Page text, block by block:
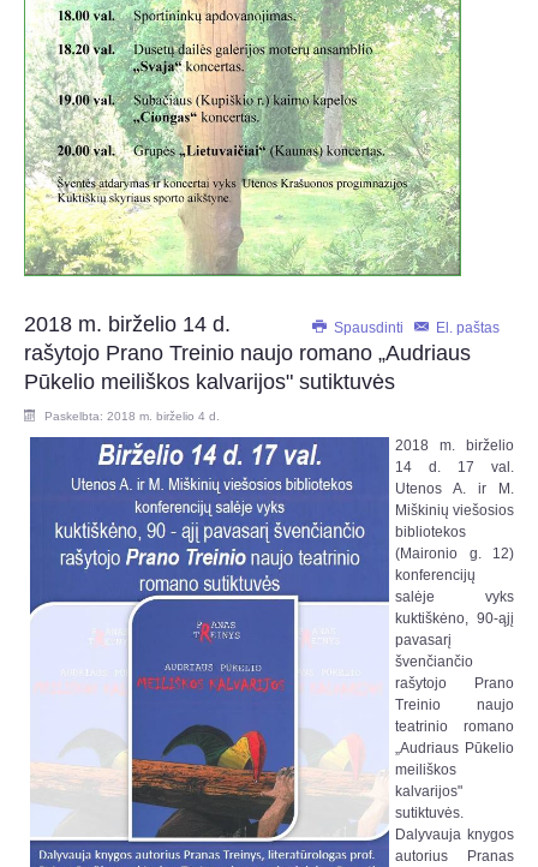
Spausdinti El. paštas
2018 m. birželio 14 d.
rašytojo Prano Treinio naujo romano „Audriaus
Pūkelio meiliškos kalvarijos" sutiktuvės
Paskelbta: 2018 m. birželio 4 d.
2018 m. birželio
14 d. 17 val.
Utenos A. ir M.
Miškinių viešosios
bibliotekos
(Maironio g. 12)
konferencijų
salėje vyks
kuktiškėno, 90-ąjį
pavasarį
švenčiančio
rašytojo Prano
Treinio naujo
teatrinio romano
„Audriaus Pūkelio
meiliškos
kalvarijos"
sutiktuvės.
Dalyvauja knygos
autorius Pranas